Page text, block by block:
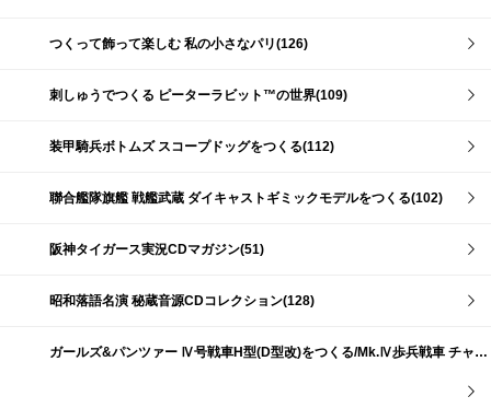
つくって飾って楽しむ 私の小さなパリ(126)
刺しゅうでつくる ピーターラビット™の世界(109)
装甲騎兵ボトムズ スコープドッグをつくる(112)
聯合艦隊旗艦 戦艦武蔵 ダイキャストギミックモデルをつくる(102)
阪神タイガース実況CDマガジン(51)
昭和落語名演 秘蔵音源CDコレクション(128)
ガールズ&パンツァー Ⅳ号戦車H型(D型改)をつくる/Mk.Ⅳ歩兵戦車 チャーチルMk.Ⅶをつくる(191)